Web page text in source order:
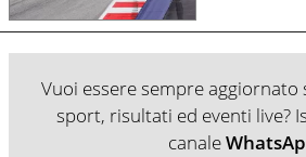
Vuoi essere sempre aggiornato
sport, risultati ed eventi live?
canale